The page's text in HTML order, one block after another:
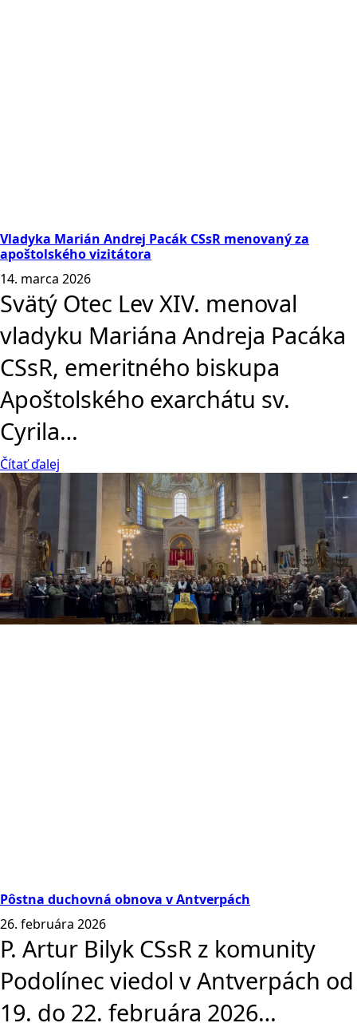
Vladyka Marián Andrej Pacák CSsR menovaný za
apoštolského vizitátora
14. marca 2026
Svätý Otec Lev XIV. menoval
vladyku Mariána Andreja Pacáka
CSsR, emeritného biskupa
Apoštolského exarchátu sv.
Cyrila…
Čítať ďalej
Pôstna duchovná obnova v Antverpách
26. februára 2026
P. Artur Bilyk CSsR z komunity
Podolínec viedol v Antverpách od
19. do 22. februára 2026…